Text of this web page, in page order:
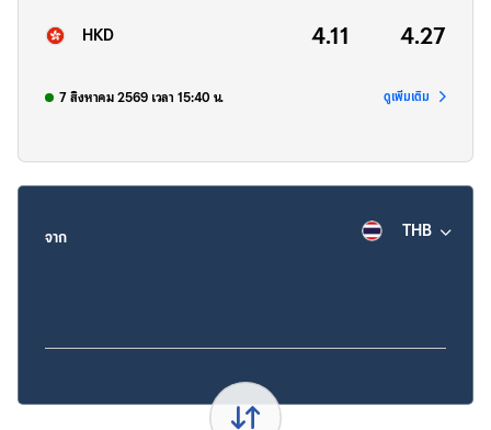
HKD 4.11 4.27
7 สิงหาคม 2569 เวลา 15:40 น. ดูเพิ่มเติม
จาก THB